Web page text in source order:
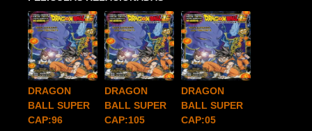
DRAGON
BALL SUPER
CAP:96
DRAGON
BALL SUPER
CAP:105
DRAGON
BALL SUPER
CAP:05